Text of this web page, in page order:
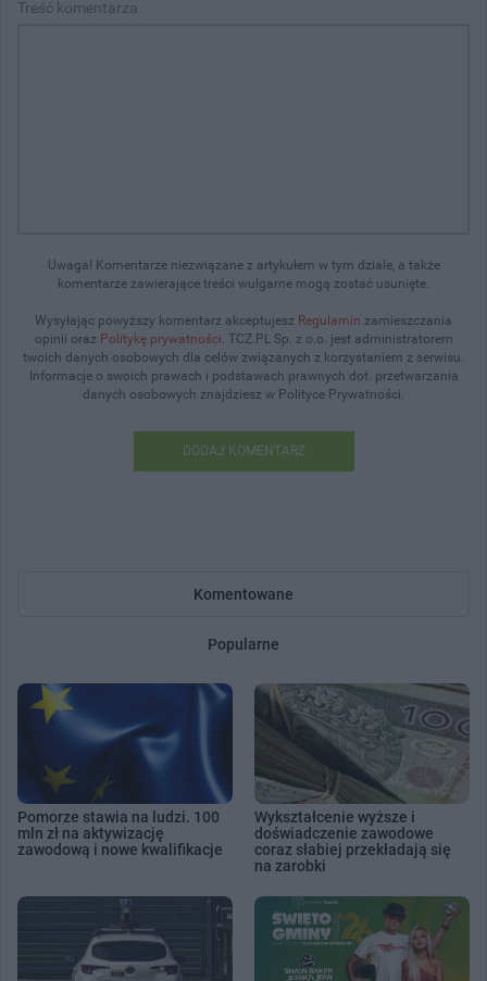
Treść komentarza
Uwaga! Komentarze niezwiązane z artykułem w tym dziale, a także
komentarze zawierające treści wulgarne mogą zostać usunięte.
Wysyłając powyższy komentarz akceptujesz Regulamin zamieszczania
opinii oraz Politykę prywatności. TCZ.PL Sp. z o.o. jest administratorem
twoich danych osobowych dla celów związanych z korzystaniem z serwisu.
Informacje o swoich prawach i podstawach prawnych dot. przetwarzania
danych osobowych znajdziesz w Polityce Prywatności.
DODAJ KOMENTARZ
Komentowane
Popularne
Pomorze stawia na ludzi. 100
mln zł na aktywizację
zawodową i nowe kwalifikacje
Wykształcenie wyższe i
doświadczenie zawodowe
coraz słabiej przekładają się
na zarobki